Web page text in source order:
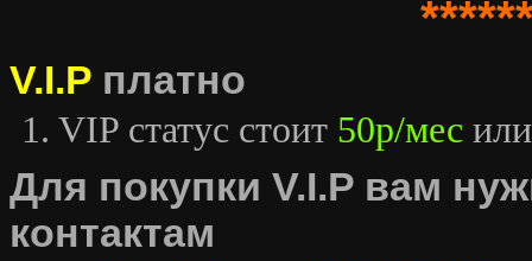
V.I.P платно
1. VIP статус стоит 50р/мес
Для покупки V.I.P вам
контактам